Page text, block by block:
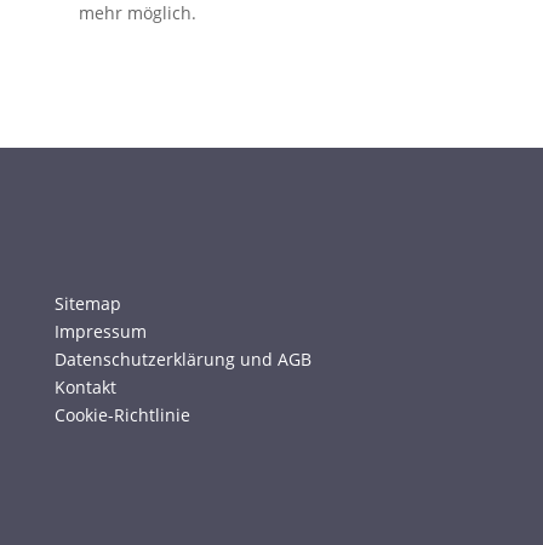
mehr möglich.
Sitemap
Impressum
Datenschutzerklärung und AGB
Kontakt
Cookie-Richtlinie